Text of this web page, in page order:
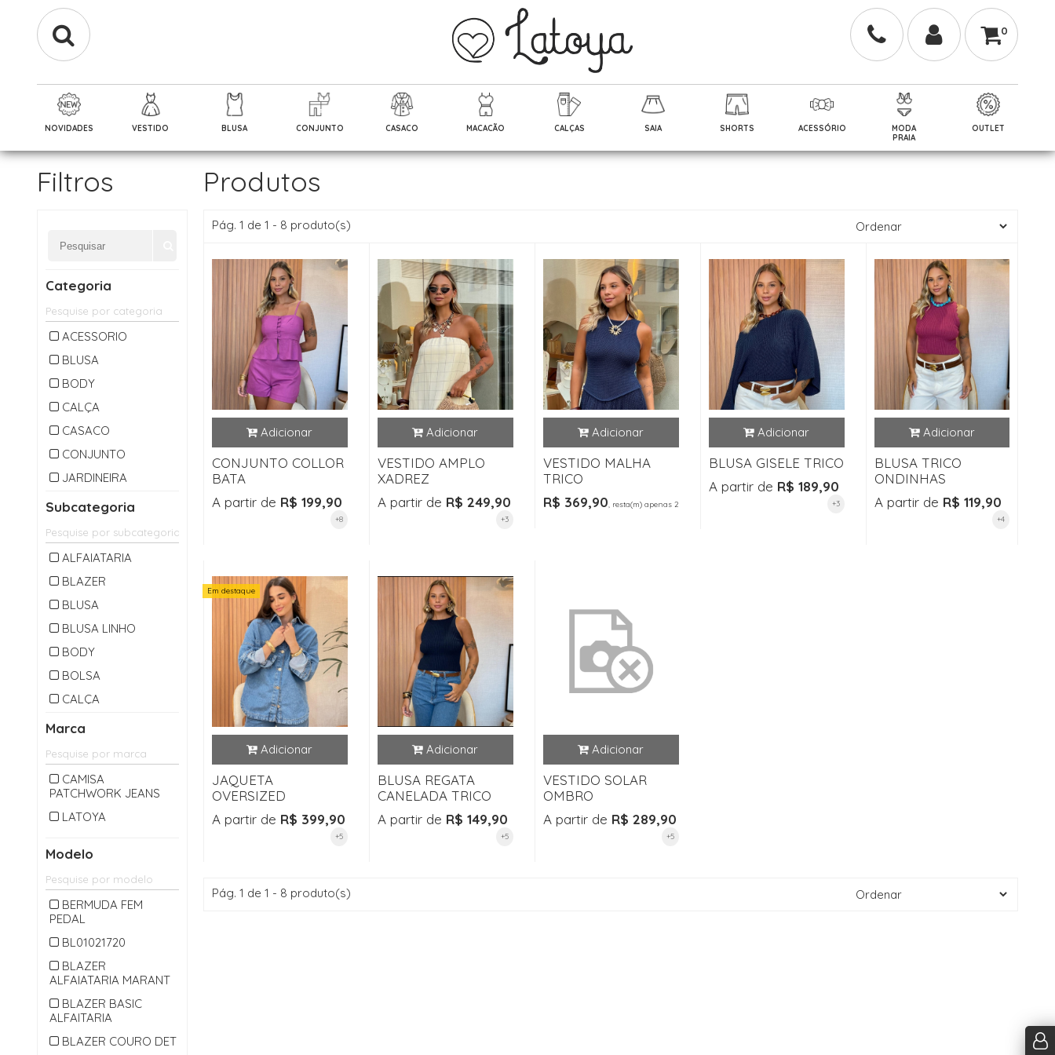
0
NOVIDADES VESTIDO BLUSA CONJUNTO CASACO MACACÃO CALÇAS SAIA SHORTS ACESSÓRIO
MODA
PRAIA
OUTLET
Filtros
Categoria
ACESSORIO
BLUSA
BODY
CALÇA
CASACO
CONJUNTO
JARDINEIRA
MACACAO
PARKA
Subcategoria
ALFAIATARIA
BLAZER
BLUSA
BLUSA LINHO
BODY
BOLSA
CALÇA
CALÇA LONGA
CARDIGAM
CASACO
CASAQUETO
CINTO
COLETE
CONJUNTO
CROPPED
JAQUETA
JARDINEIRA
JEANS
Marca
CAMISA
PATCHWORK JEANS
LATOYA
Modelo
BERMUDA FEM
PEDAL
BL01021720
BLAZER
ALFAIATARIA MARANT
BLAZER BASIC
ALFAITARIA
BLAZER COURO DET
Produtos
Pág. 1 de 1 - 8 produto(s)
CONJUNTO COLLOR
BATA
A partir de R$ 199,90
+8
VESTIDO AMPLO
XADREZ
A partir de R$ 249,90
+3
VESTIDO MALHA
TRICO
R$ 369,90, resta(m) apenas 2
BLUSA GISELE TRICO
A partir de R$ 189,90
+3
BLUSA TRICO
ONDINHAS
A partir de R$ 119,90
+4
Em destaque
JAQUETA
OVERSIZED
A partir de R$ 399,90
+5
BLUSA REGATA
CANELADA TRICO
A partir de R$ 149,90
+5
VESTIDO SOLAR
OMBRO
A partir de R$ 289,90
+5
Pág. 1 de 1 - 8 produto(s)